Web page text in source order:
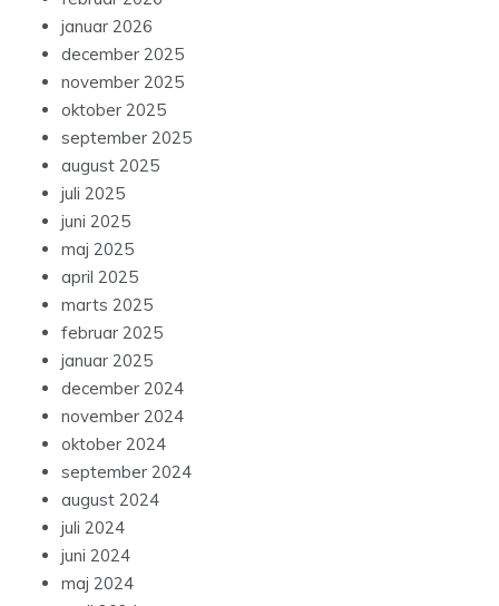
januar 2026
december 2025
november 2025
oktober 2025
september 2025
august 2025
juli 2025
juni 2025
maj 2025
april 2025
marts 2025
februar 2025
januar 2025
december 2024
november 2024
oktober 2024
september 2024
august 2024
juli 2024
juni 2024
maj 2024